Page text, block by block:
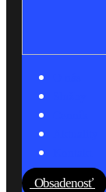
Obsadenosť